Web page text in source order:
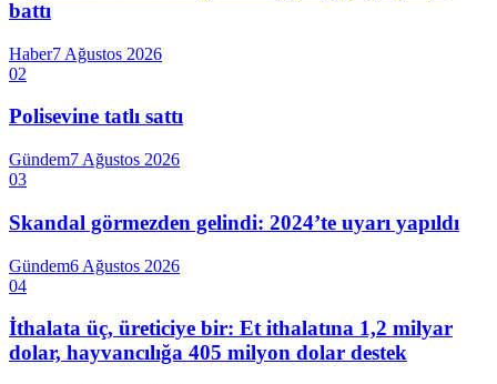
battı
Haber7 Ağustos 2026
02
Polisevine tatlı sattı
Gündem7 Ağustos 2026
03
Skandal görmezden gelindi: 2024’te uyarı yapıldı
Gündem6 Ağustos 2026
04
İthalata üç, üreticiye bir: Et ithalatına 1,2 milyar
dolar, hayvancılığa 405 milyon dolar destek